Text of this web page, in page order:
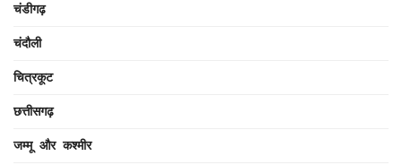
चंडीगढ़
चंदौली
चित्रकूट
छत्तीसगढ़
जम्मू और कश्मीर